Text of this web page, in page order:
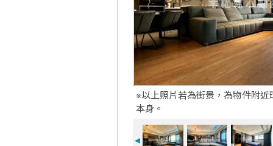
※以上照片若為街景，為物件附近
本身。
◄